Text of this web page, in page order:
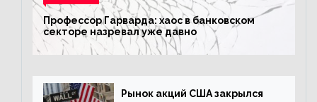
Профессор Гарварда: хаос в банковском
секторе назревал уже давно
Рынок акций США закрылся